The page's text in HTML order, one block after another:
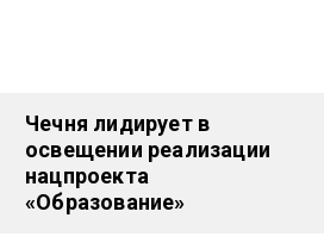
Чечня лидирует в
освещении реализации
нацпроекта
«Образование»